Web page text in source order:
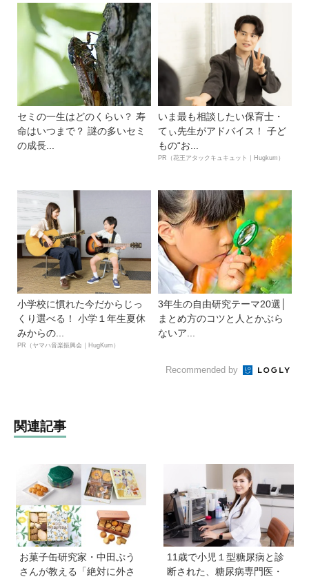
セミの一生はどのくらい？ 寿
命はいつまで？ 謎の多いセミ
の成長...
いま最も相談したい保育士・
てぃ先生がアドバイス！ 子ど
もの“お...
PR（花王アタックキュキュット｜Hugkum）
小学校に慣れた今だからじっ
くり選べる！ 小学１年生夏休
みからの...
PR（ヤマハ音楽振興会｜HugKum）
3年生の自由研究テーマ20選│
まとめ方のコツと人とかぶら
ないア...
Recommended by
関連記事
お菓子缶研究家・中田ぷう
さんが教える「絶対に外さ
11歳で小児１型糖尿病と診
断された、糖尿病専門医・